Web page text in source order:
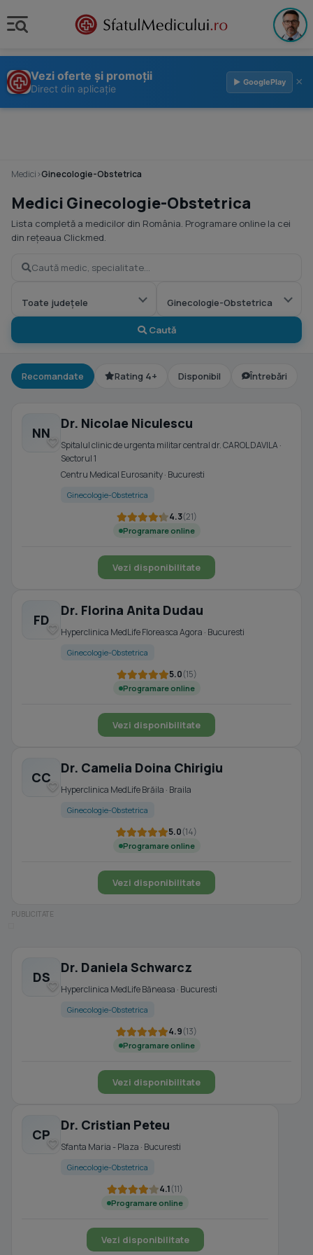
Vezi oferte și promoții
Direct din aplicație
▶ GooglePlay ×
Medici›Ginecologie-Obstetrica
Medici Ginecologie-Obstetrica
Lista completă a medicilor din România. Programare online la cei
din rețeaua Clickmed.
Caută
Recomandate Rating 4+ Disponibil Întrebări
NN
Dr. Nicolae Niculescu
Spitalul clinic de urgenta militar central dr. CAROL DAVILA ·
Sectorul 1
Centru Medical Eurosanity · Bucuresti
Ginecologie-Obstetrica
4.3(21)
Programare online
Vezi disponibilitate
FD
Dr. Florina Anita Dudau
Hyperclinica MedLife Floreasca Agora · Bucuresti
Ginecologie-Obstetrica
5.0(15)
Programare online
Vezi disponibilitate
CC
Dr. Camelia Doina Chirigiu
Hyperclinica MedLife Brăila · Braila
Ginecologie-Obstetrica
5.0(14)
Programare online
Vezi disponibilitate
DS
Dr. Daniela Schwarcz
Hyperclinica MedLife Băneasa · Bucuresti
Ginecologie-Obstetrica
4.9(13)
Programare online
Vezi disponibilitate
CP
Dr. Cristian Peteu
Sfanta Maria - Plaza · Bucuresti
Ginecologie-Obstetrica
4.1(11)
Programare online
Vezi disponibilitate